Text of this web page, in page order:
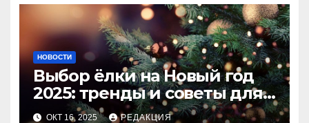
НОВОСТИ
Выбор ёлки на Новый год
2025: тренды и советы для
идеального праздника
ОКТ 16, 2025 РЕДАКЦИЯ